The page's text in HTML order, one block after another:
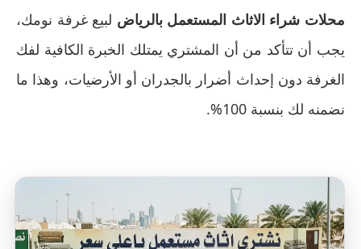
محلات شراء الاثاث المستعمل بالرياض لبيع غرفة نومك،
يجب أن تتأكد من أن المشتري يمتلك الخبرة الكافية لفك
الغرفة دون إحداث أضرار بالجدران أو الأرضيات، وهذا ما
نضمنه لك بنسبة 100%.